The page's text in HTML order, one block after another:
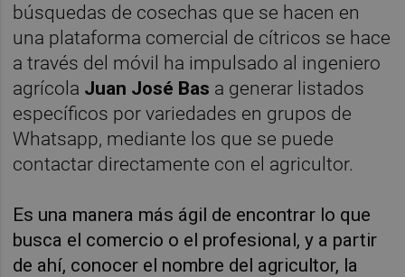
búsquedas de cosechas que se hacen en
una plataforma comercial de cítricos se hace
a través del móvil ha impulsado al ingeniero
agrícola Juan José Bas a generar listados
específicos por variedades en grupos de
Whatsapp, mediante los que se puede
contactar directamente con el agricultor.
Es una manera más ágil de encontrar lo que
busca el comercio o el profesional, y a partir
de ahí, conocer el nombre del agricultor, la